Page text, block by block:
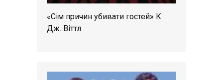
«Сім причин убивати гостей» К.
Дж. Віттл